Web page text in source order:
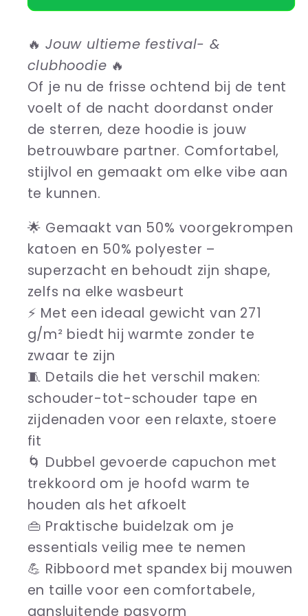
The
The
🔥Jouw ultieme festival- &
clubhoodie 🔥
Of je nu de frisse ochtend bij de tent
voelt of de nacht doordanst onder
de sterren, deze hoodie is jouw
betrouwbare partner. Comfortabel,
stijlvol en gemaakt om elke vibe aan
te kunnen.
🌟 Gemaakt van 50% voorgekrompen
katoen en 50% polyester –
superzacht en behoudt zijn shape,
zelfs na elke wasbeurt
⚡ Met een ideaal gewicht van 271
g/m² biedt hij warmte zonder te
zwaar te zijn
🧵 Details die het verschil maken:
schouder-tot-schouder tape en
zijdenaden voor een relaxte, stoere
fit
🌀 Dubbel gevoerde capuchon met
trekkoord om je hoofd warm te
houden als het afkoelt
👜 Praktische buidelzak om je
essentials veilig mee te nemen
💪 Ribboord met spandex bij mouwen
en taille voor een comfortabele,
aansluitende pasvorm